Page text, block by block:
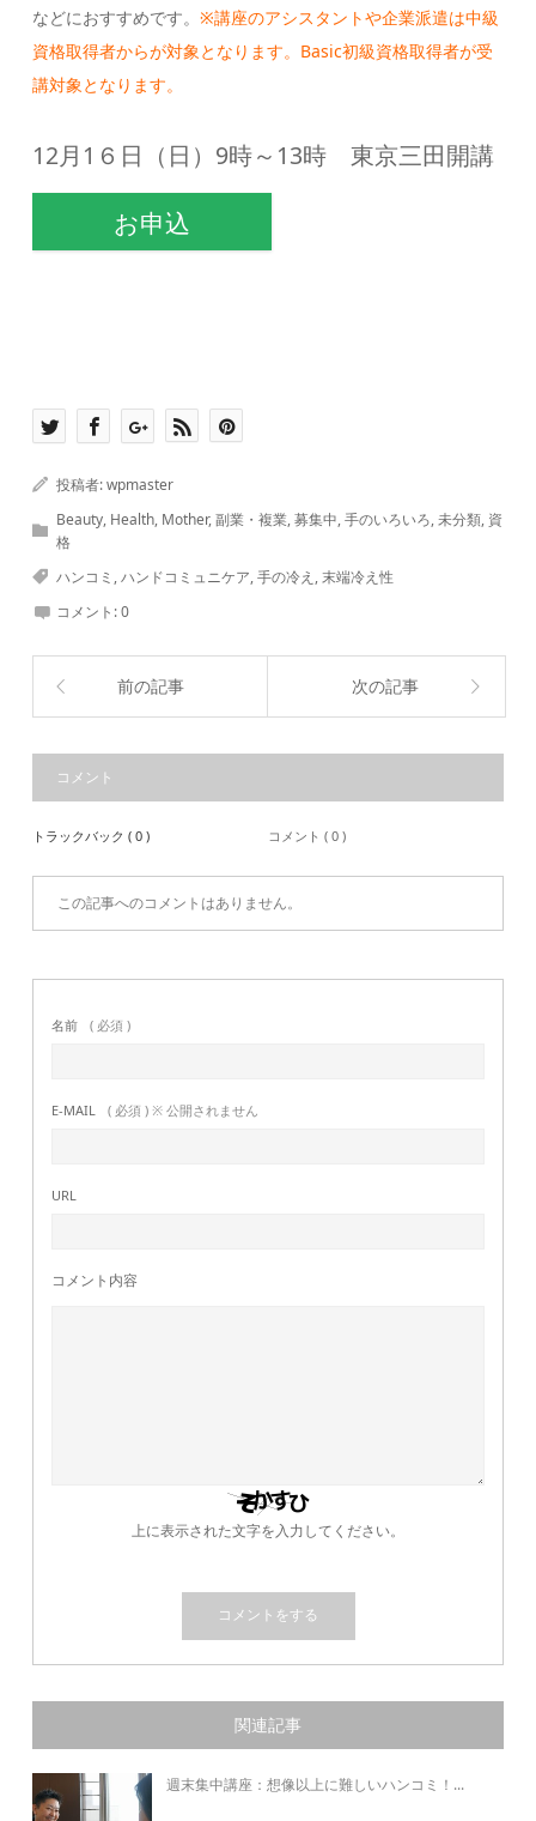
などにおすすめです。※講座のアシスタントや企業派遣は中級
資格取得者からが対象となります。Basic初級資格取得者が受
講対象となります。
12月1６日（日）9時～13時 東京三田開講
お申込
投稿者:wpmaster
Beauty, Health, Mother,副業・複業,募集中,手のいろいろ,未分類, 資
格
ハンコミ ,ハンドコミュニケア,手の冷え ,末端冷え性
コメント:0
前の記事 次の記事
コメント
トラックバック ( 0 ) コメント ( 0 )
この記事へのコメントはありません。
名前 ( 必須 )
E-MAIL ( 必須 ) ※ 公開されません
URL
コメント内容
上に表示された文字を入力してください。
関連記事
週末集中講座：想像以上に難しいハンコミ！...